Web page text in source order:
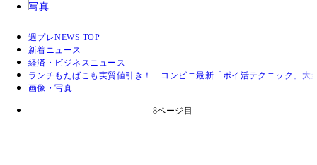
写真
週プレNEWS TOP
新着ニュース
経済・ビジネスニュース
ランチもたばこも実質値引き！ コンビニ最新「ポイ活テクニック」大
画像・写真
8ページ目